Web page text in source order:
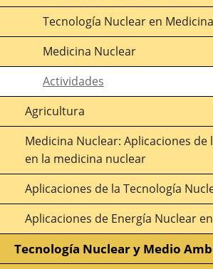
Tecnología Nuclear en Medicina
Medicina Nuclear
Actividades
Agricultura
Medicina Nuclear: Aplicaciones
en la medicina nuclear
Aplicaciones de la Tecnología
Aplicaciones de Energía Nuclear
Tecnología Nuclear y Medio